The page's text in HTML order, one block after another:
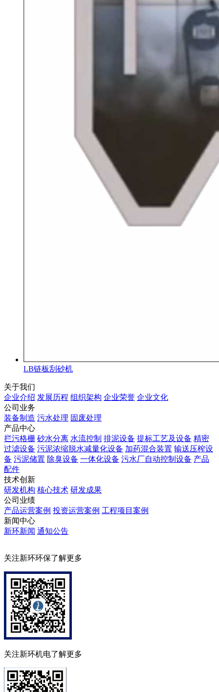
LB链板刮砂机
关于我们
企业介绍 发展历程 组织架构 企业荣誉 企业文化
公司业务
装备制造 污水处理 固废处理
产品中心
拦污格栅 砂水分离 水流控制 排泥设备 提标工艺及设备 精密
过滤设备 污泥浓缩脱水减量化设备 加药混合装置 输送压榨设
备 污泥储置 除臭设备 一体化设备 污水厂自动控制设备 产品
配件
技术创新
研发机构 核心技术 研发成果
公司业绩
产品运营案例 投资运营案例 工程项目案例
新闻中心
新环新闻 通知公告
关注新环环保了解更多
关注新环机电了解更多